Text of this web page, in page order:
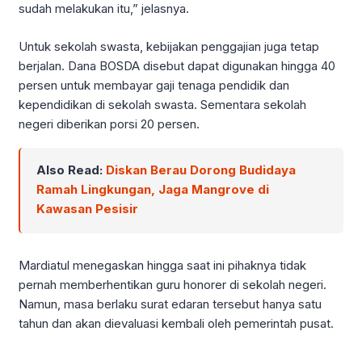
sudah melakukan itu,” jelasnya.
Untuk sekolah swasta, kebijakan penggajian juga tetap
berjalan. Dana BOSDA disebut dapat digunakan hingga 40
persen untuk membayar gaji tenaga pendidik dan
kependidikan di sekolah swasta. Sementara sekolah
negeri diberikan porsi 20 persen.
Also Read: Diskan Berau Dorong Budidaya
Ramah Lingkungan, Jaga Mangrove di
Kawasan Pesisir
Mardiatul menegaskan hingga saat ini pihaknya tidak
pernah memberhentikan guru honorer di sekolah negeri.
Namun, masa berlaku surat edaran tersebut hanya satu
tahun dan akan dievaluasi kembali oleh pemerintah pusat.